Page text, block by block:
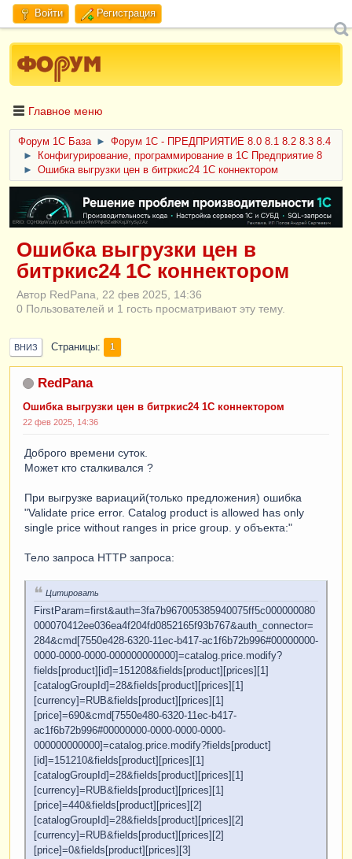
Войти Регистрация
Главное меню
Форум 1C База ►
Форум 1С - ПРЕДПРИЯТИЕ 8.0 8.1 8.2 8.3 8.4
►
Конфигурирование, программирование в 1С Предприятие 8
►
Ошибка выгрузки цен в битркис24 1С коннектором
ERID: CQH36pWzJqVJD4xVLsnhcU4hVPNjkBZe8KKxjJiYySyZAz
Ошибка выгрузки цен в
битркис24 1С коннектором
Автор RedPana, 22 фев 2025, 14:36
0 Пользователей и 1 гость просматривают эту тему.
ВНИЗ Страницы 1
RedPana
Ошибка выгрузки цен в битркис24 1С коннектором
22 фев 2025, 14:36
Доброго времени суток.
Может кто сталкивался ?
При выгрузке вариаций(только предложения) ошибка
"Validate price error. Catalog product is allowed has only
single price without ranges in price group. у объекта:"
Тело запроса HTTP запроса:
Цитировать
FirstParam=first&auth=3fa7b967005385940075ff5c000000080
000070412ee036ea4f204fd0852165f93b767&auth_connector=
284&cmd[7550e428-6320-11ec-b417-ac1f6b72b996#00000000-
0000-0000-0000-000000000000]=catalog.price.modify?
fields[product][id]=151208&fields[product][prices][1]
[catalogGroupId]=28&fields[product][prices][1]
[currency]=RUB&fields[product][prices][1]
[price]=690&cmd[7550e480-6320-11ec-b417-
ac1f6b72b996#00000000-0000-0000-0000-
000000000000]=catalog.price.modify?fields[product]
[id]=151210&fields[product][prices][1]
[catalogGroupId]=28&fields[product][prices][1]
[currency]=RUB&fields[product][prices][1]
[price]=440&fields[product][prices][2]
[catalogGroupId]=28&fields[product][prices][2]
[currency]=RUB&fields[product][prices][2]
[price]=0&fields[product][prices][3]